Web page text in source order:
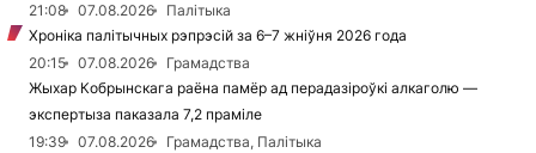
21:08
07.08.2026
Палітыка
Хроніка палітычных рэпрэсій за 6–7 жніўня 2026 года
20:15
07.08.2026
Грамадства
Жыхар Кобрынскага раёна памёр ад перадазіроўкі алкаголю —
экспертыза паказала 7,2 праміле
19:39
07.08.2026
Грамадства, Палітыка